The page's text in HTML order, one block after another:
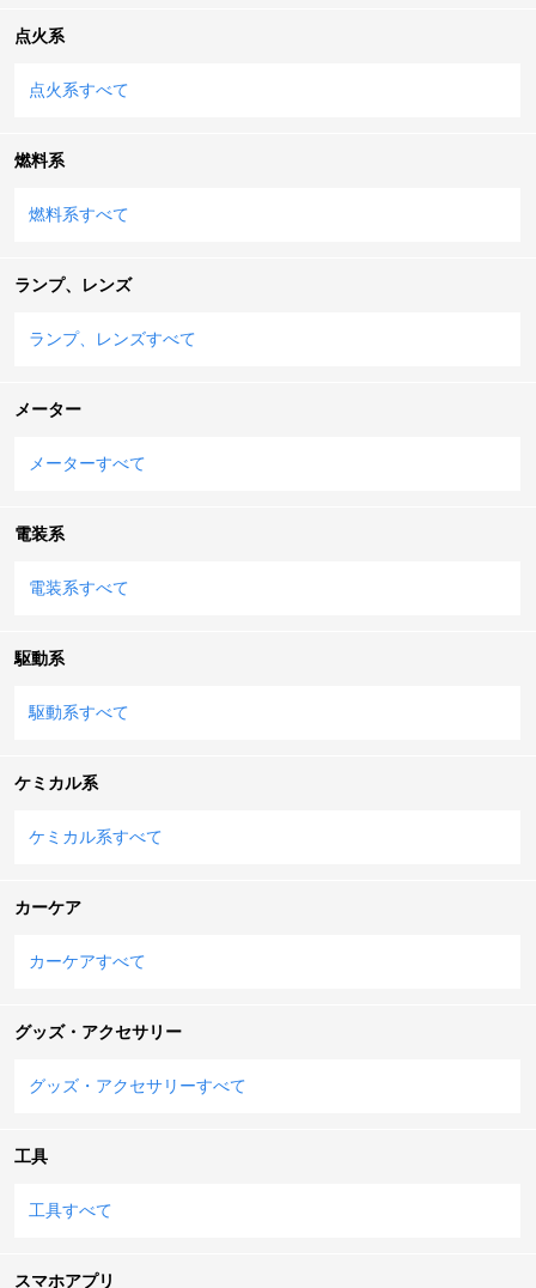
点火系
点火系すべて
燃料系
燃料系すべて
ランプ、レンズ
ランプ、レンズすべて
メーター
メーターすべて
電装系
電装系すべて
駆動系
駆動系すべて
ケミカル系
ケミカル系すべて
カーケア
カーケアすべて
グッズ・アクセサリー
グッズ・アクセサリーすべて
工具
工具すべて
スマホアプリ